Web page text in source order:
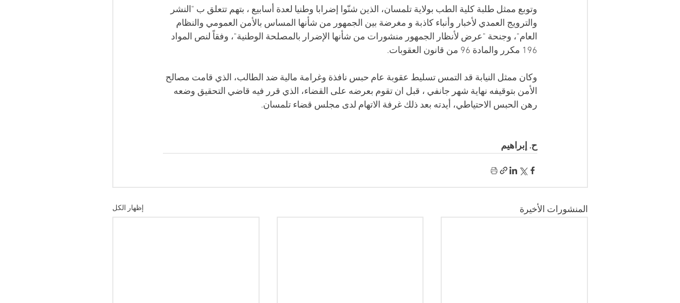
وتوبع ممثل طلبة كلية الطب بولاية تلمسان، الذين شنّوا إضرابا وطنيا لعدة أسابيع ، بتهم تتعلق ب "النشر
والترويج العمدي لأخبار وأنباء كاذبة و مغرضة بين الجمهور من شأنها المساس بالأمن العمومي والنظام
العام"، وجنحة "عرض لأنظار الجمهور منشورات من شأنها الإضرار بالمصلحة الوطنية"، وفقاً لنص المواد
196 مكرر والمادة 96 من قانون العقوبات.
وكان ممثل النيابة قد التمس تسليط عقوبة عام حبس نافذة وغرامة مالية ضد الطالب، الذي قامت مصالح
الأمن بتوقيفه نهاية شهر جانفي ، قبل ان تقوم بعرضه على القضاء، الذي قرر فيه قاضي التحقيق وضعه
رهن الحبس الاحتياطي، أيدته بعد ذلك غرفة الاتهام لدى مجلس قضاء تلمسان.
ح. إبراهيم
المنشورات الأخيرة إظهار الكل